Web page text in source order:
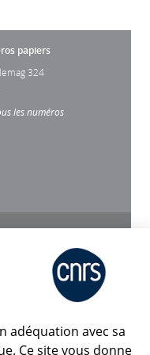
papiers
324
les numéros
adéquation avec sa
Ce site vous donne